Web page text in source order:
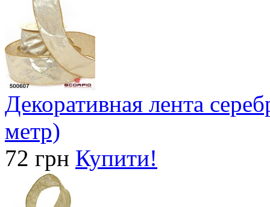
Декоративная лента
метр)
72 грн Купити!